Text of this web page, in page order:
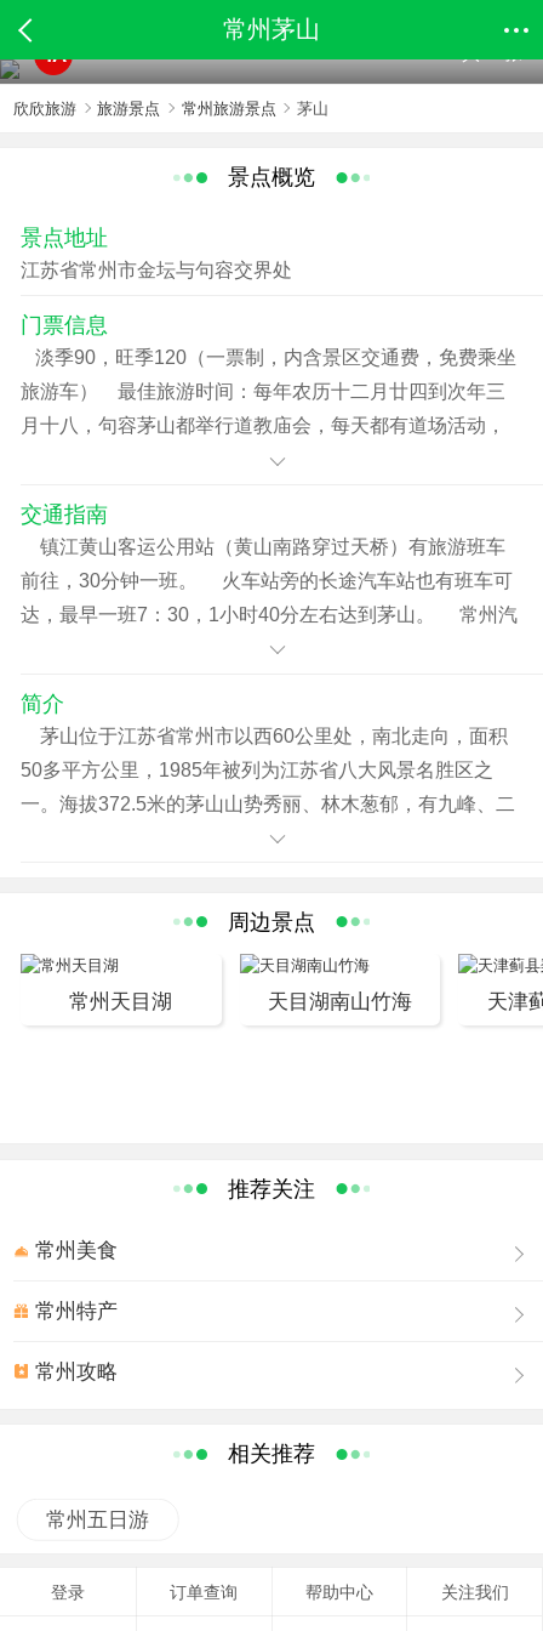
常州茅山
4A
欣欣旅游 旅游景点 常州旅游景点 茅山
景点概览
景点地址
江苏省常州市金坛与句容交界处
门票信息
淡季90，旺季120（一票制，内含景区交通费，免费乘坐
旅游车） 最佳旅游时间：每年农历十二月廿四到次年三
月十八，句容茅山都举行道教庙会，每天都有道场活动，
每年3月18日-5月8日，金坛茅山都举办登山节。农历二月
多。
交通指南
镇江黄山客运公用站（黄山南路穿过天桥）有旅游班车
前往，30分钟一班。 火车站旁的长途汽车站也有班车可
达，最早一班7：30，1小时40分左右达到茅山。 常州汽
车站也有直达茅山的长途班车。 回程时如赶不上直达
宝堰后再坐往镇江的车，全程2小时左右。 自驾车：从上
海出发，走沪宁高速，在句容出口下高速，经过五里墩收
费站，沿路标即能直通茅山风景区。为避免节日在沪宁高
速入口被堵，可走如下道路：上中环线（市内各口皆可通
出口下沪宁高速－出口后左转走地面道路S243省道－过收
费口（10元）－出收费口直接过一个盘岛向杭州方向－按
路面的广告牌直接就可到达矛山风景区。 从南京出发，
简介
茅山位于江苏省常州市以西60公里处，南北走向，面积
50多平方公里，1985年被列为江苏省八大风景名胜区之
一。海拔372.5米的茅山山势秀丽、林木葱郁，有九峰、二
十六洞、十九泉之说，峰峦叠嶂的群山中，华阳洞、青龙
山骨”。茅山还是著名的道教圣地，相传汉元帝初元5年（公
元前44年），陕西咸阳茅氏三兄弟来茅山采药炼丹，济世
救民，被称为茅山道教之祖师，后齐梁隐士陶弘景集儒、
有“山美、道圣、洞奇”之特色，区内主要景点有茅山道院九
馆等。
茅山是中国道教上清派发祥地，自东汉明帝永平二年
建“曲林馆”，至梁代已有知名道馆50余处，精舍10余处。到
人，著名的有三宫（九霄万福宫、元符万宁宫、崇禧万寿
观）。其中德祐观、仁祐观遗址位于茅山景区二、三茅峰
平山之北，现为玉晨村所在地。
周边景点
常州天目湖 天目湖南山竹海 天津
推荐关注
常州美食
常州特产
常州攻略
相关推荐
常州五日游
登录 订单查询 帮助中心 关注我们